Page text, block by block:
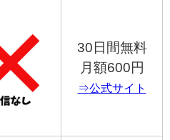
30日間無料
月額600円
⇒公式サイト